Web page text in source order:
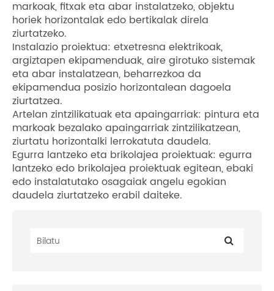
markoak, fitxak eta abar instalatzeko, objektu
horiek horizontalak edo bertikalak direla
ziurtatzeko.
Instalazio proiektua: etxetresna elektrikoak,
argiztapen ekipamenduak, aire girotuko sistemak
eta abar instalatzean, beharrezkoa da
ekipamendua posizio horizontalean dagoela
ziurtatzea.
Artelan zintzilikatuak eta apaingarriak: pintura eta
markoak bezalako apaingarriak zintzilikatzean,
ziurtatu horizontalki lerrokatuta daudela.
Egurra lantzeko eta brikolajea proiektuak: egurra
lantzeko edo brikolajea proiektuak egitean, ebaki
edo instalatutako osagaiak angelu egokian
daudela ziurtatzeko erabil daiteke.